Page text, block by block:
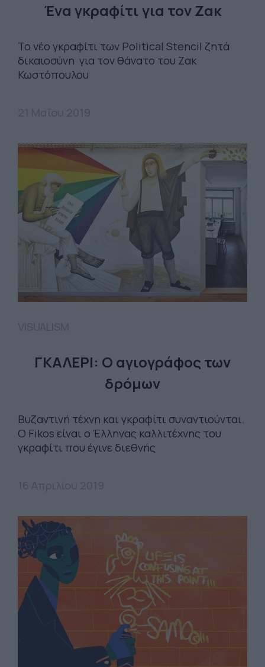
Ένα γκραφίτι για τον Ζακ
Το νέο γκραφίτι των Political Stencil ζητά
δικαιοσύνη για τον θάνατο του Ζακ
Κωστόπουλου
ΓΚΑΛΕΡΙ: Ο αγιογράφος των
δρόμων
Βυζαντινή τέχνη και γκραφίτι συναντιούνται.
Ο Fikos είναι ο Έλληνας καλλιτέχνης του
γκραφίτι που έγινε διεθνής